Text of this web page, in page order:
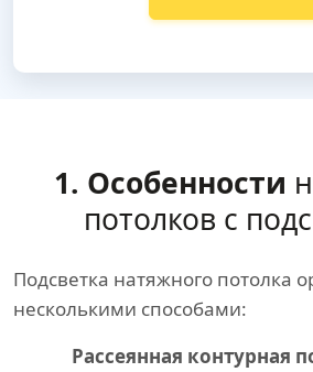
1. Особенности
потолков с
Подсветка натяжного потолка
несколькими способами:
Рассеянная контурная